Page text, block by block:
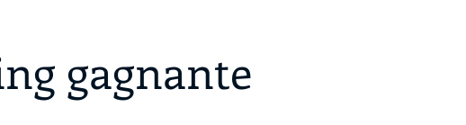
gagnante